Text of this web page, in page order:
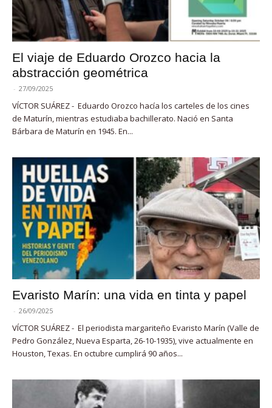
El viaje de Eduardo Orozco hacia la
abstracción geométrica
- 27/09/2025
VÍCTOR SUÁREZ - Eduardo Orozco hacía los carteles de los cines
de Maturín, mientras estudiaba bachillerato. Nació en Santa
Bárbara de Maturín en 1945. En...
Evaristo Marín: una vida en tinta y papel
- 26/09/2025
VÍCTOR SUÁREZ - El periodista margariteño Evaristo Marín (Valle de
Pedro González, Nueva Esparta, 26-10-1935), vive actualmente en
Houston, Texas. En octubre cumplirá 90 años...